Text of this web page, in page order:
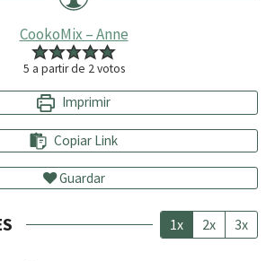
CookoMix – Anne
5 a partir de 2votos
Imprimir
Copiar Link
Guardar
1x 2x 3x